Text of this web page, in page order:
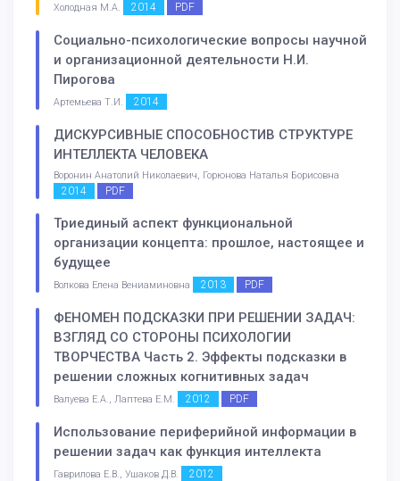
Холодная М.А. 2014 PDF
Социально-психологические вопросы научной
и организационной деятельности Н.И.
Пирогова
Артемьева Т.И. 2014
ДИСКУРСИВНЫЕ СПОСОБНОСТИВ СТРУКТУРЕ
ИНТЕЛЛЕКТА ЧЕЛОВЕКА
Воронин Анатолий Николаевич, Горюнова Наталья Борисовна
2014 PDF
Триединый аспект функциональной
организации концепта: прошлое, настоящее и
будущее
Волкова Елена Вениаминовна 2013 PDF
ФЕНОМЕН ПОДСКАЗКИ ПРИ РЕШЕНИИ ЗАДАЧ:
ВЗГЛЯД СО СТОРОНЫ ПСИХОЛОГИИ
ТВОРЧЕСТВА Часть 2. Эффекты подсказки в
решении сложных когнитивных задач
Валуева Е.А., Лаптева Е.М. 2012 PDF
Использование периферийной информации в
решении задач как функция интеллекта
Гаврилова Е.В., Ушаков Д.В. 2012